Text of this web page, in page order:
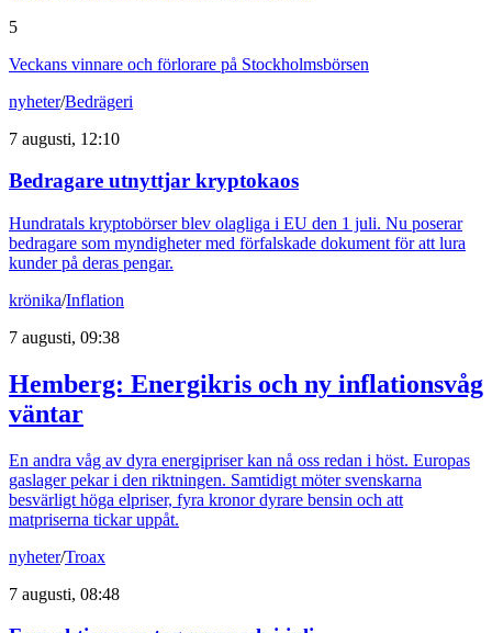
5
Veckans vinnare och förlorare på Stockholmsbörsen
nyheter/Bedrägeri
7 augusti, 12:10
Bedragare utnyttjar kryptokaos
Hundratals kryptobörser blev olagliga i EU den 1 juli. Nu poserar
bedragare som myndigheter med förfalskade dokument för att lura
kunder på deras pengar.
krönika/Inflation
7 augusti, 09:38
Hemberg: Energikris och ny inflationsvåg
väntar
En andra våg av dyra energipriser kan nå oss redan i höst. Europas
gaslager pekar i den riktningen. Samtidigt möter svenskarna
besvärligt höga elpriser, fyra kronor dyrare bensin och att
matpriserna tickar uppåt.
nyheter/Troax
7 augusti, 08:48